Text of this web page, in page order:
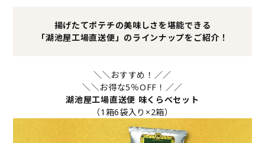
揚げたてポテチの美味しさを堪能できる
「湖池屋工場直送便」のラインナップをご紹介！
＼＼おすすめ！／／
＼＼お得な5％OFF！／／
湖池屋工場直送便 味くらべセット
（1箱6袋入り×2箱）